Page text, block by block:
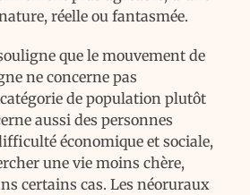
réelle ou fantasmée.
que le mouvement de
ne concerne pas
de population plutôt
aussi des personnes
économique et sociale,
une vie moins chère,
certains cas. Les néoruraux